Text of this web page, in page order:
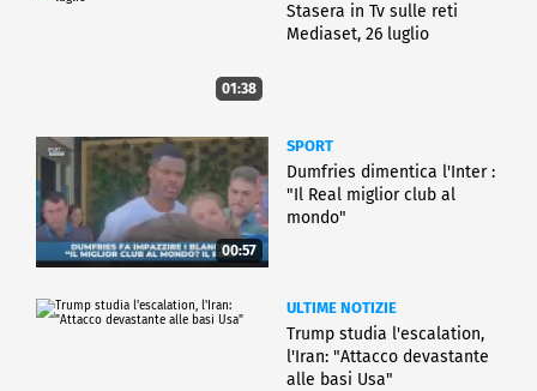
01:38
Stasera in Tv sulle reti
Mediaset, 26 luglio
00:57
SPORT
Dumfries dimentica l'Inter :
"Il Real miglior club al
mondo"
ULTIME NOTIZIE
Trump studia l'escalation,
l'Iran: "Attacco devastante
alle basi Usa"